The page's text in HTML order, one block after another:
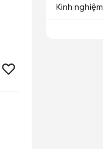
Kinh nghiệm